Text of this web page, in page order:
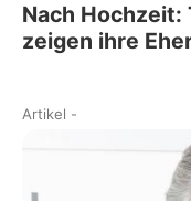
Nach Hochzeit:
zeigen ihre
Artikel -